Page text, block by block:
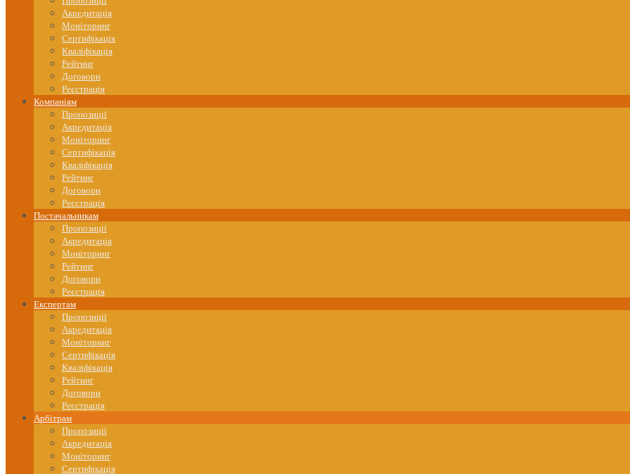
Акредитація
Моніторинг
Сертифікація
Кваліфікація
Рейтинг
Договори
Реєстрація
Компаніям
Пропозиції
Акредитація
Моніторинг
Сертифікація
Кваліфікація
Рейтинг
Договори
Реєстрація
Постачальникам
Пропозиції
Акредитація
Моніторинг
Рейтинг
Договори
Реєстрація
Експертам
Пропозиції
Акредитація
Моніторинг
Сертифікація
Кваліфікація
Рейтинг
Договори
Реєстрація
Арбітрам
Пропозиції
Акредитація
Моніторинг
Сертифікація